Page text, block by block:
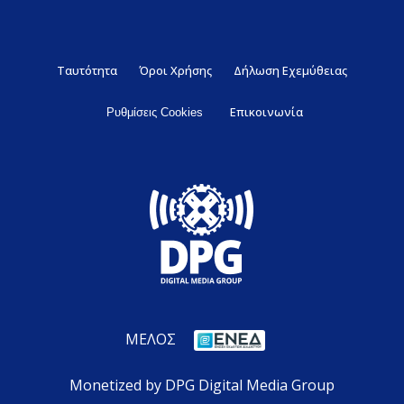
Ταυτότητα Όροι Χρήσης Δήλωση Εχεμύθειας
Ρυθμίσεις Cookies Επικοινωνία
ΜΕΛΟΣ
Monetized by DPG Digital Media Group